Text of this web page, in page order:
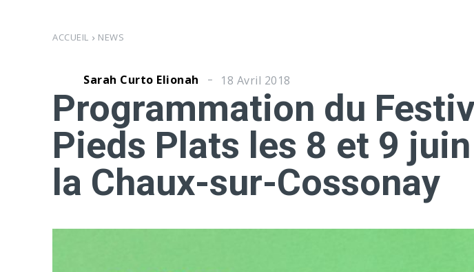
ACCUEIL NEWS
Sarah Curto Elionah 18 Avril 2018
Programmation du
Pieds Plats les 8 et 9
la Chaux-sur-Cossonay